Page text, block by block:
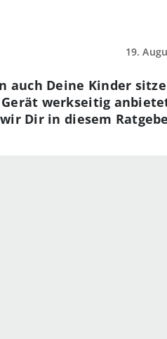
19.
auch Deine Kinder
werkseitig
Dir in diesem